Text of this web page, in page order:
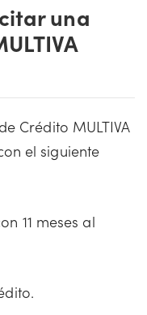
una
Crédito MULTIVA
el siguiente
11 meses al